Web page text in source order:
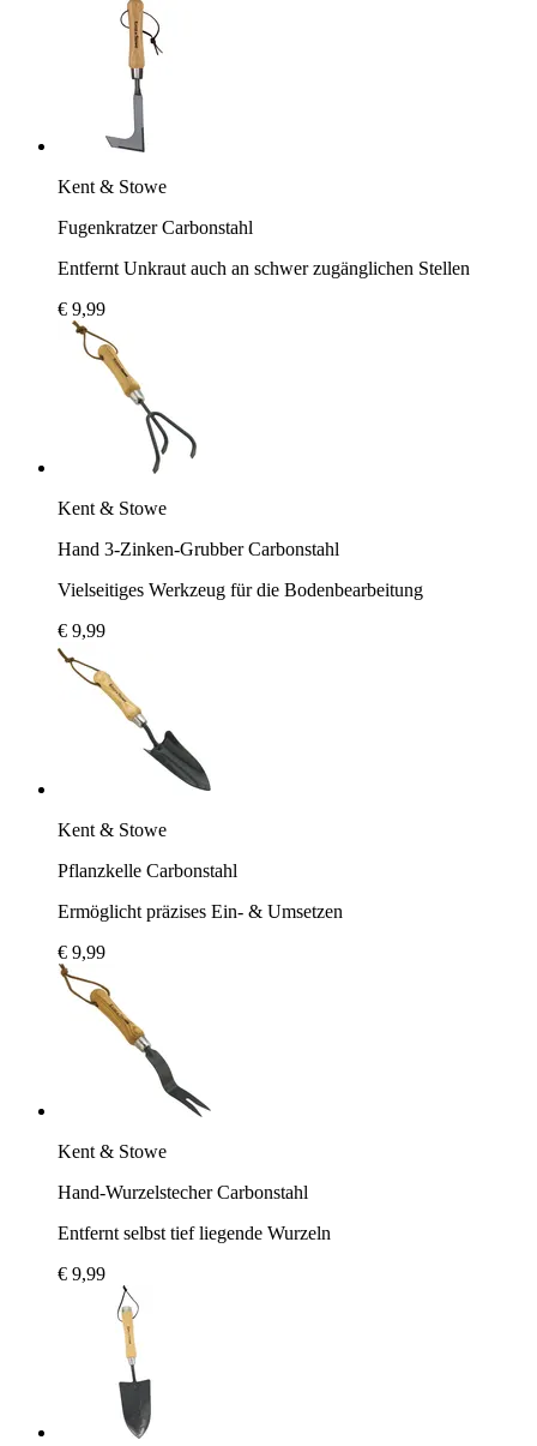
Kent & Stowe
Fugenkratzer Carbonstahl
Entfernt Unkraut auch an schwer zugänglichen Stellen
€ 9,99
Kent & Stowe
Hand 3-Zinken-Grubber Carbonstahl
Vielseitiges Werkzeug für die Bodenbearbeitung
€ 9,99
Kent & Stowe
Pflanzkelle Carbonstahl
Ermöglicht präzises Ein- & Umsetzen
€ 9,99
Kent & Stowe
Hand-Wurzelstecher Carbonstahl
Entfernt selbst tief liegende Wurzeln
€ 9,99